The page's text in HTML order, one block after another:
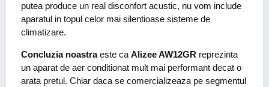
putea produce un real disconfort acustic, nu vom include
aparatul in topul celor mai silentioase sisteme de
climatizare.
Concluzia noastraeste ca Alizee AW12GR reprezinta
un aparat de aer conditionat mult mai performant decat o
arata pretul. Chiar daca se comercializeaza pe segmentul